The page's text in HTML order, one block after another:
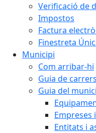
Verificació de
Impostos
Factura
Finestreta
Municipi
Com arribar-hi
Guia de
Guia del
Empreses
Entitats i